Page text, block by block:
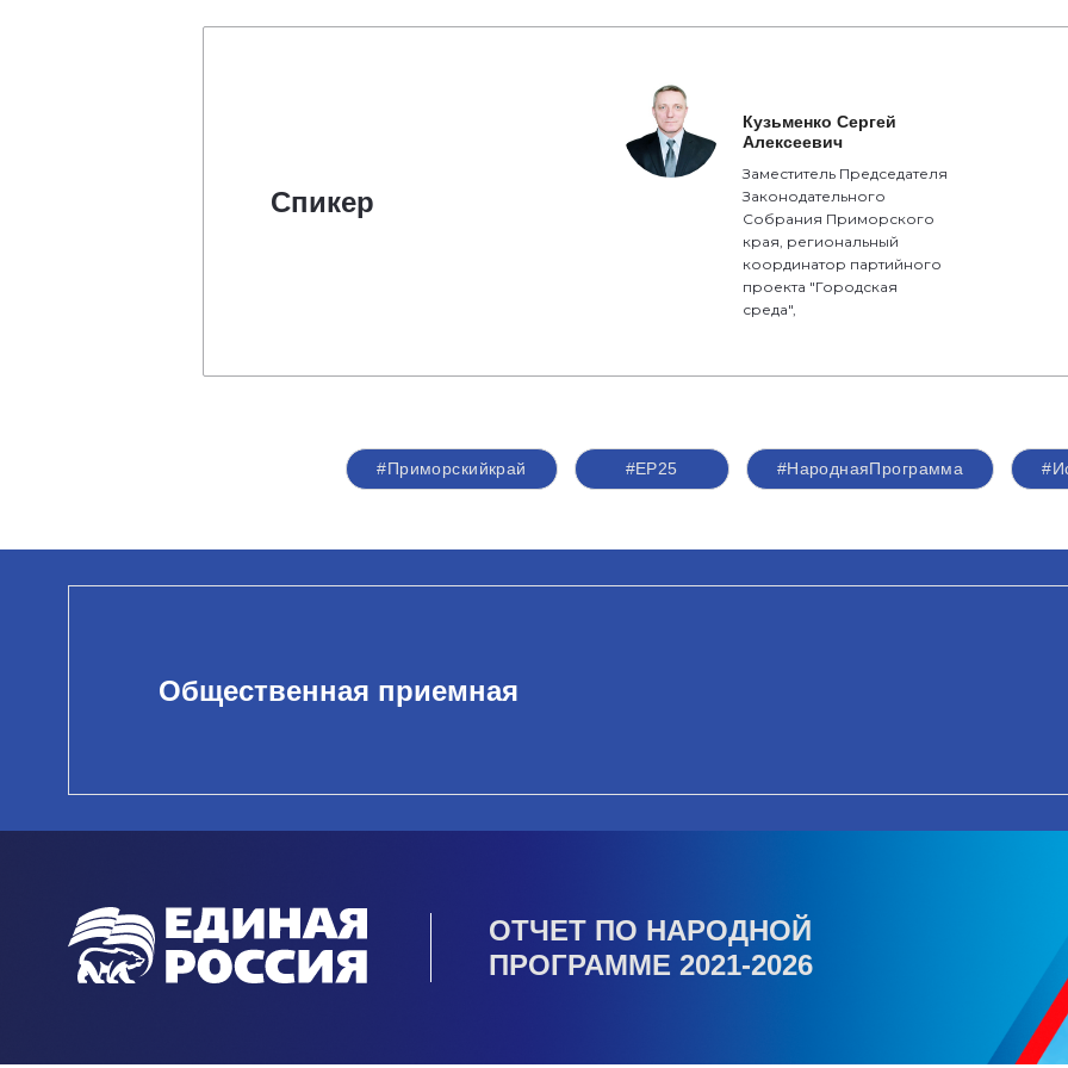
Спикер
Кузьменко Сергей
Алексеевич
Заместитель Председателя
Законодательного
Собрания Приморского
края, региональный
координатор партийного
проекта "Городская
среда",
#Приморскийкрай #ЕР25 #НароднаяПрограмма
Общественная приемная
ОТЧЕТ ПО НАРОДНОЙ
ПРОГРАММЕ 2021-2026